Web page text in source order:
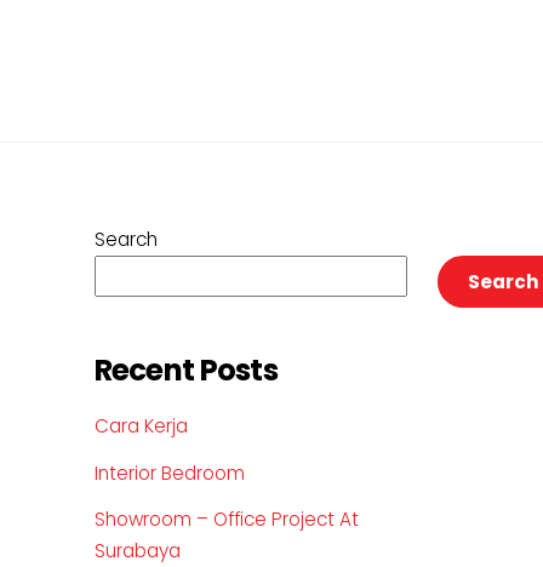
Search
Search
Recent Posts
Cara Kerja
Interior Bedroom
Showroom – Office Project At
Surabaya